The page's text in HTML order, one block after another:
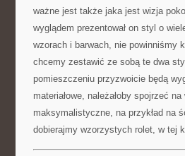
ważne jest także jaka jest wizja
wyglądem prezentował on styl o
wzorach i barwach, nie powinniśmy
chcemy zestawić ze sobą te dwa
pomieszczeniu przyzwoicie będą
materiałowe, należałoby spojrzeć
maksymalistyczne, na przykład na
dobierajmy wzorzystych rolet, w tej